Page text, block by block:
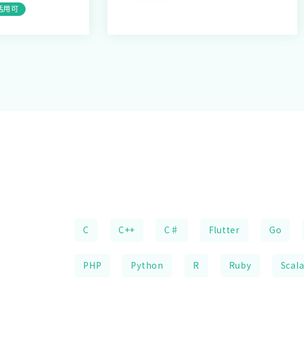
用可
C C++ C♯ Flutter Go
PHP Python R Ruby Scala